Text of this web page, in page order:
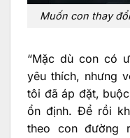
Muốn con thay
“Mặc dù con có
yêu thích, nhưng
tôi đã áp đặt,
ổn định. Để rồi
theo con đường